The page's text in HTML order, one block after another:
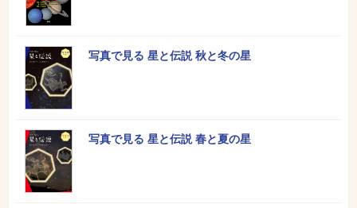
写真で見る 星と伝説 秋と冬の星
写真で見る 星と伝説 春と夏の星